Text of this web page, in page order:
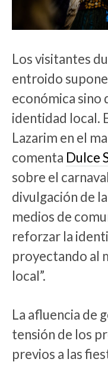
Los visitantes
entroido
económica sino
identidad local.
Lazarim en el
comenta Dulce
sobre el
divulgación de
medios de
reforzar la
proyectando al
local”.
La afluencia de
tensión de los
previos a las